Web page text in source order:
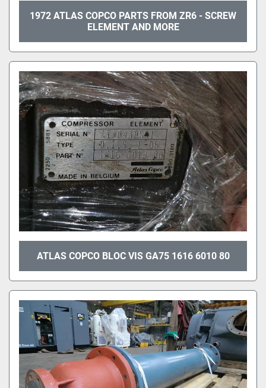
1972 ATLAS COPCO PARTS FROM ZR6 - SCREW
ELEMENT AND MORE
ATLAS COPCO BLOC VIS GA75 1616 6010 80